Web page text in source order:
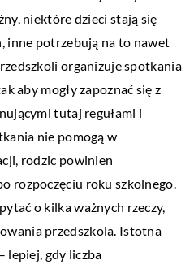
niektóre dzieci stają się
inne potrzebują na to nawet
organizuje spotkania
aby mogły zapoznać się z
tutaj regułami i
nie pomogą w
rodzic powinien
rozpoczęciu roku szkolnego.
o kilka ważnych rzeczy,
przedszkola. Istotna
lepiej, gdy liczba